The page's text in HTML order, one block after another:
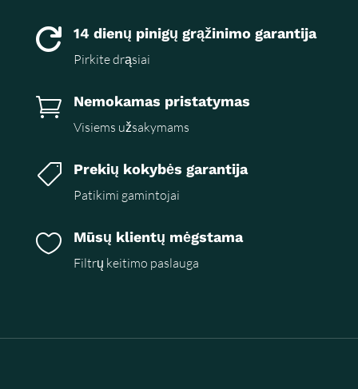
 14 dienų pinigų grąžinimo garantija
Pirkite drąsiai
 Nemokamas pristatymas
Visiems užsakymams
 Prekių kokybės garantija
Patikimi gamintojai
 Mūsų klientų mėgstama
Filtrų keitimo paslauga